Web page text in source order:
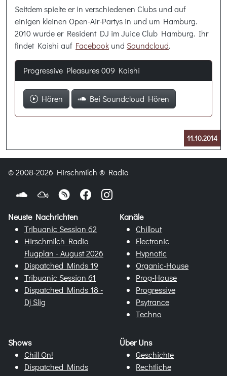
Seitdem spielte er in verschiedenen Clubs und auf
einigen kleinen Open-Air-Partys in und um Hamburg.
2010 wurde er Resident DJ im Juice Club Hamburg. Ihr
findet Kaishi auf Facebook und Soundcloud.
Progressive Pleasures 009 Kaishi
Hören Bei Soundcloud Hören
11.10.2014
© 2008-2026 Hirschmilch ® Radio
Neuste Nachrichten
Tribuanic Session 62
Hirschmilch Radio
Flugplan - August 2026
Dispatched Minds 19
Tribuanic Session 61
Dispatched Minds 18 -
Dj Slig
Kanäle
Chillout
Electronic
Hypnotic
Organic-House
Prog-House
Progressive
Psytrance
Techno
Shows
Chill On!
Dispatched Minds
Über Uns
Geschichte
Rechtliche